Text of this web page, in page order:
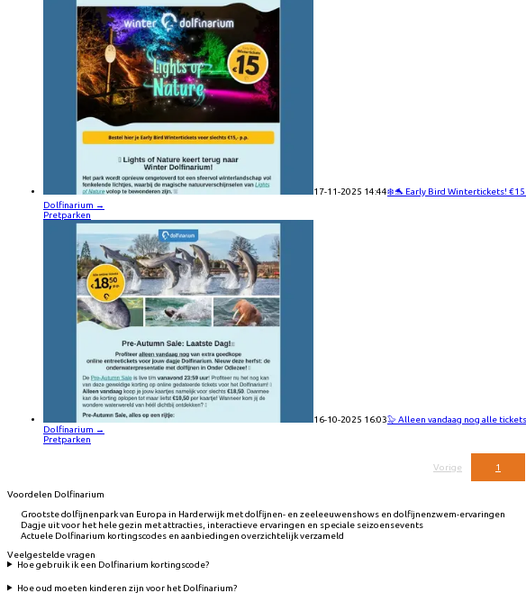
17-11-2025 14:44❄️🐬 Early Bird Wintertickets!
Dolfinarium →
Pretparken
16-10-2025 16:03🦭 Alleen vandaag nog alle
Dolfinarium →
Pretparken
Vorige 1
Voordelen Dolfinarium
Grootste dolfijnenpark van Europa in Harderwijk met dolfijnen- en zeeleeuwenshows en dolfijnenzwem-ervaringen
Dagje uit voor het hele gezin met attracties, interactieve ervaringen en speciale seizoensevents
Actuele Dolfinarium kortingscodes en aanbiedingen overzichtelijk verzameld
Veelgestelde vragen
Hoe gebruik ik een Dolfinarium kortingscode?
Hoe oud moeten kinderen zijn voor het Dolfinarium?